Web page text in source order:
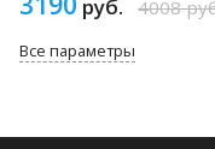
руб. 4008
Все параметры